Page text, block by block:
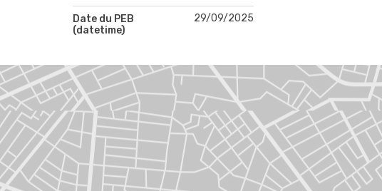
Date du PEB
(datetime)
29/09/2025